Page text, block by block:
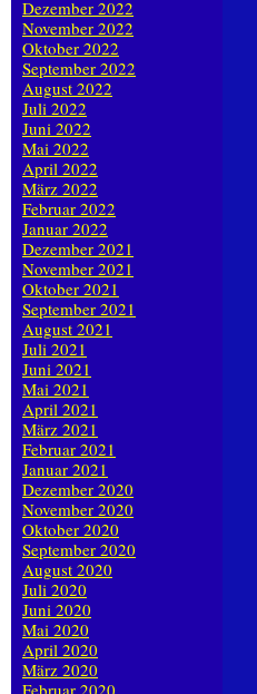
Dezember 2022
November 2022
Oktober 2022
September 2022
August 2022
Juli 2022
Juni 2022
Mai 2022
April 2022
März 2022
Februar 2022
Januar 2022
Dezember 2021
November 2021
Oktober 2021
September 2021
August 2021
Juli 2021
Juni 2021
Mai 2021
April 2021
März 2021
Februar 2021
Januar 2021
Dezember 2020
November 2020
Oktober 2020
September 2020
August 2020
Juli 2020
Juni 2020
Mai 2020
April 2020
März 2020
Februar 2020